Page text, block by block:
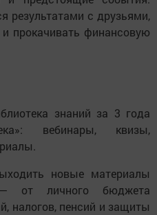
результатами с друзьями,
прокачивать финансовую
знаний за 3 года
вебинары, квизы,
новые материалы
от личного бюджета
налогов, пенсий и защиты